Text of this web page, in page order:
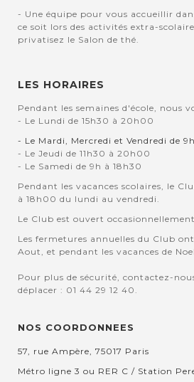
- Une équipe pour vous accueillir
ce soit lors des activités extra-
privatisez le Salon de thé.
LES HORAIRES
Pendant les semaines d'école, nous
- Le Lundi de 15h30 à 20h00
- Le Mardi, Mercredi et Vendredi de
- Le Jeudi de 11h30 à 20h00
- Le Samedi de 9h à 18h30
Pendant les vacances scolaires, le
à 18h00 du lundi au vendredi.
Le Club est ouvert
Les fermetures annuelles du Club
Aout, et pendant les vacances de
Pour plus de sécurité, contactez-
déplacer : 01 44 29 12 40.
NOS COORDONNEES
57, rue Ampère, 75017 Paris
Métro ligne 3 ou RER C / Station